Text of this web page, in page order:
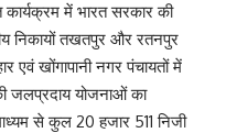
कार्यक्रम में भारत सरकार की
निकायों तखतपुर और रतनपुर
एवं खोंगापानी नगर पंचायतों में
जलप्रदाय योजनाओं का
से कुल 20 हजार 511 निजी